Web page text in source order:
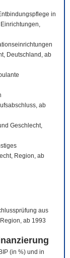
in
Deutschland, ab
ab
Geschlecht,
Region, ab
aus
ab 1993
(in %) und in